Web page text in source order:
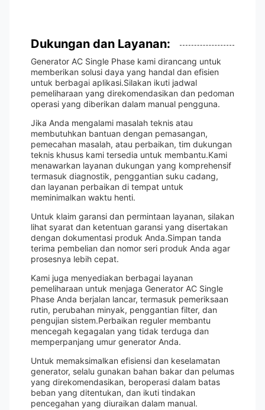
Dukungan dan Layanan:
Generator AC Single Phase kami dirancang untuk
memberikan solusi daya yang handal dan efisien
untuk berbagai aplikasi.Silakan ikuti jadwal
pemeliharaan yang direkomendasikan dan pedoman
operasi yang diberikan dalam manual pengguna.
Jika Anda mengalami masalah teknis atau
membutuhkan bantuan dengan pemasangan,
pemecahan masalah, atau perbaikan, tim dukungan
teknis khusus kami tersedia untuk membantu.Kami
menawarkan layanan dukungan yang komprehensif
termasuk diagnostik, penggantian suku cadang,
dan layanan perbaikan di tempat untuk
meminimalkan waktu henti.
Untuk klaim garansi dan permintaan layanan, silakan
lihat syarat dan ketentuan garansi yang disertakan
dengan dokumentasi produk Anda.Simpan tanda
terima pembelian dan nomor seri produk Anda agar
prosesnya lebih cepat.
Kami juga menyediakan berbagai layanan
pemeliharaan untuk menjaga Generator AC Single
Phase Anda berjalan lancar, termasuk pemeriksaan
rutin, perubahan minyak, penggantian filter, dan
pengujian sistem.Perbaikan reguler membantu
mencegah kegagalan yang tidak terduga dan
memperpanjang umur generator Anda.
Untuk memaksimalkan efisiensi dan keselamatan
generator, selalu gunakan bahan bakar dan pelumas
yang direkomendasikan, beroperasi dalam batas
beban yang ditentukan, dan ikuti tindakan
pencegahan yang diuraikan dalam manual.